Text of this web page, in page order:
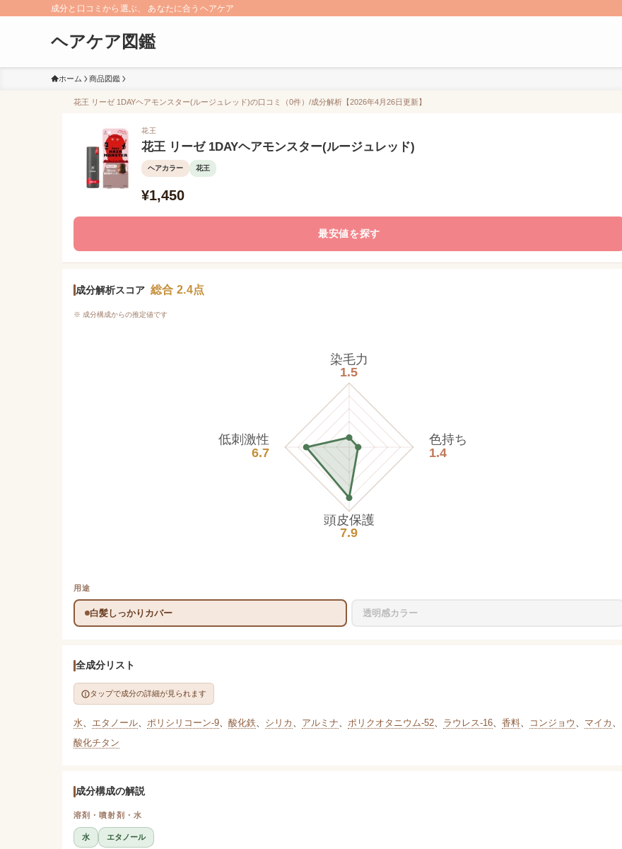
成分と口コミから選ぶ、 あなたに合うヘアケア
ヘアケア図鑑
ホーム 商品図鑑
花王 リーゼ 1DAYヘアモンスター(ルージュレッド)の口コミ（0件）/成分解析【2026年4月26日更新】
花王
花王 リーゼ 1DAYヘアモンスター(ルージュレッド)
ヘアカラー 花王
¥1,450
最安値を探す
成分解析スコア 総合 2.4点
※ 成分構成からの推定値です
染毛力
1.5
色持ち
1.4
頭皮保護
7.9
低刺激性
6.7
用途
白髪しっかりカバー 透明感カラー
全成分リスト
タップで成分の詳細が見られます
水、 エタノール、 ポリシリコーン-9、 酸化鉄、 シリカ 、 アルミナ、 ポリクオタニウム-52、 ラウレス-16、 香料、 コンジョウ 、 マイカ 、
酸化チタン
成分構成の解説
溶剤・噴射剤・水
水
エタノール